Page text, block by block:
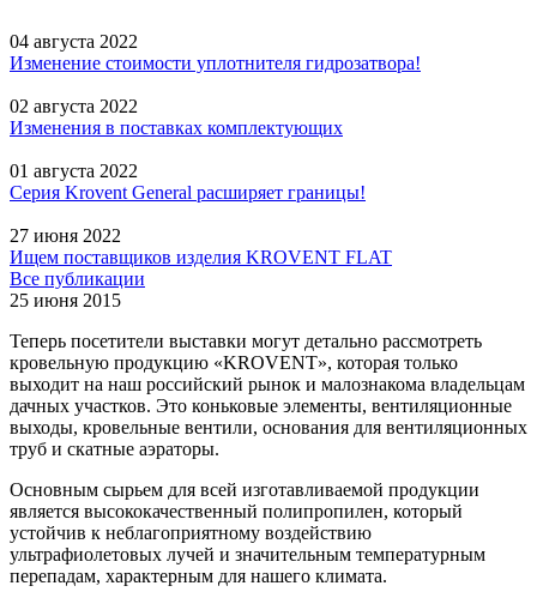
04 августа 2022
Изменение стоимости уплотнителя гидрозатвора!
02 августа 2022
Изменения в поставках комплектующих
01 августа 2022
Серия Krovent General расширяет границы!
27 июня 2022
Ищем поставщиков изделия KROVENT FLAT
Все публикации
25 июня 2015
Теперь посетители выставки могут детально рассмотреть
кровельную продукцию «KROVENT», которая только
выходит на наш российский рынок и малознакома владельцам
дачных участков. Это коньковые элементы, вентиляционные
выходы, кровельные вентили, основания для вентиляционных
труб и скатные аэраторы.
Основным сырьем для всей изготавливаемой продукции
является высококачественный полипропилен, который
устойчив к неблагоприятному воздействию
ультрафиолетовых лучей и значительным температурным
перепадам, характерным для нашего климата.